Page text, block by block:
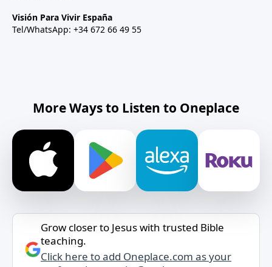
Visión Para Vivir España
Tel/WhatsApp: +34 672 66 49 55
More Ways to Listen to Oneplace
Grow closer to Jesus with trusted Bible
teaching.
Click here to add Oneplace.com as your